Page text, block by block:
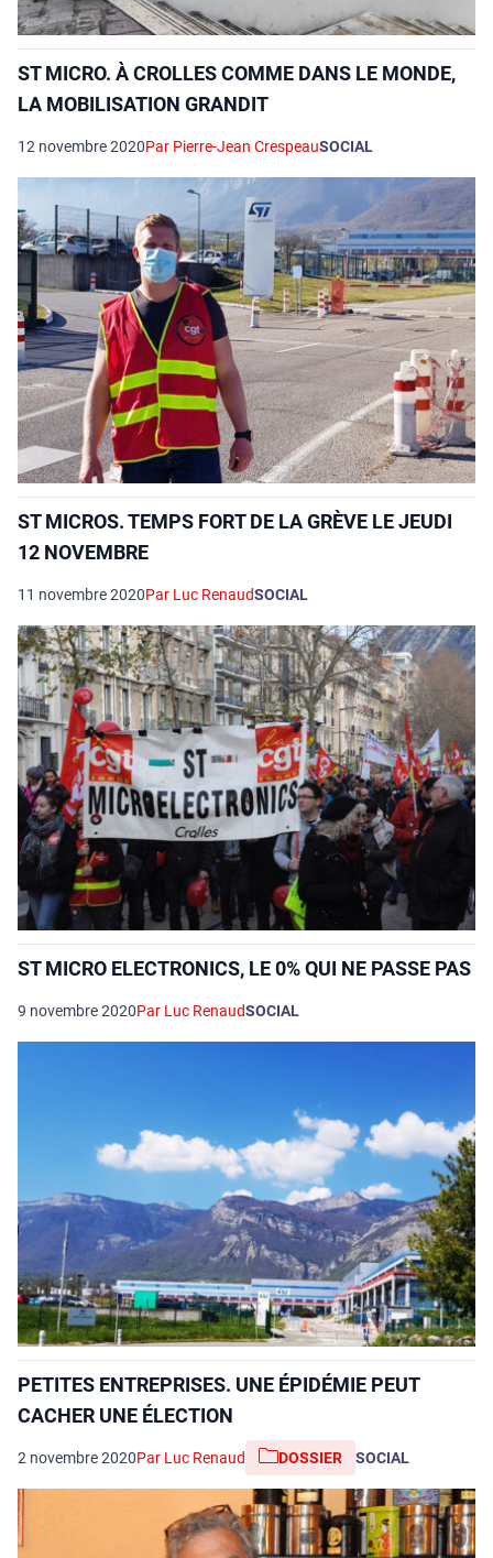
ST MICRO. À CROLLES COMME DANS LE MONDE,
LA MOBILISATION GRANDIT
12 novembre 2020Par Pierre-Jean CrespeauSOCIAL
ST MICROS. TEMPS FORT DE LA GRÈVE LE JEUDI
12 NOVEMBRE
11 novembre 2020Par Luc RenaudSOCIAL
ST MICRO ELECTRONICS, LE 0% QUI NE PASSE PAS
9 novembre 2020Par Luc RenaudSOCIAL
PETITES ENTREPRISES. UNE ÉPIDÉMIE PEUT
CACHER UNE ÉLECTION
2 novembre 2020Par Luc Renaud DOSSIER SOCIAL